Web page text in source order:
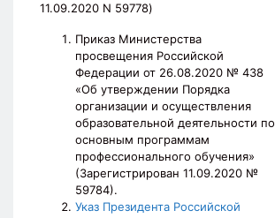
11.09.2020 N 59778)
Приказ Министерства
просвещения Российской
Федерации от 26.08.2020 № 438
«Об утверждении Порядка
организации и осуществления
образовательной деятельности по
основным программам
профессионального обучения»
(Зарегистрирован 11.09.2020 №
59784).
Указ Президента Российской